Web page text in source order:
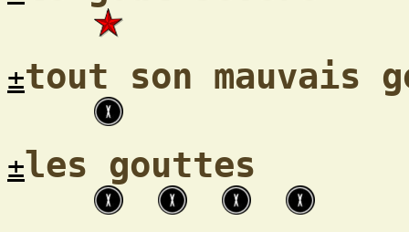
±tout son mauvais
±les gouttes